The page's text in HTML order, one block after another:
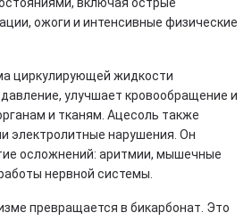
включая острые
ожоги и интенсивные физические
циркулирующей жидкости
улучшает кровообращение и
и тканям. Ацесоль также
электролитные нарушения. Он
осложнений: аритмии, мышечные
нервной системы.
превращается в бикарбонат. Это